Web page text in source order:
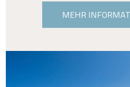
MEHR